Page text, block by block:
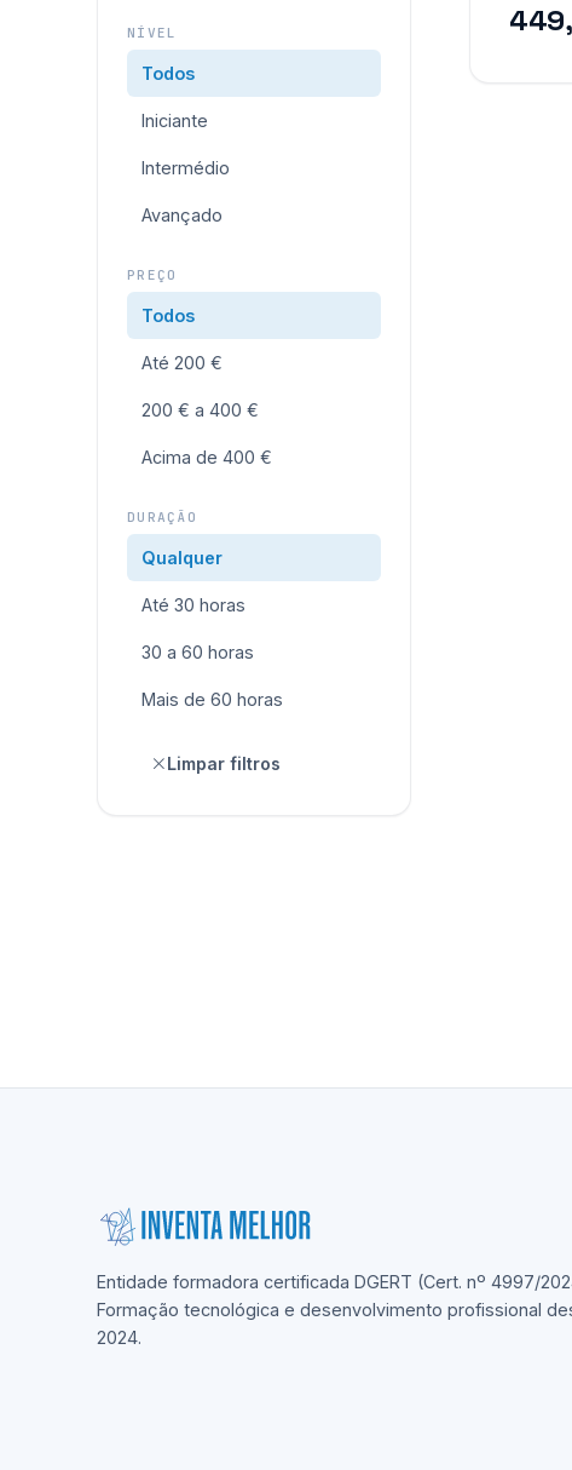
NÍVEL
Todos
Iniciante
Intermédio
Avançado
PREÇO
Todos
Até 200 €
200 € a 400 €
Acima de 400 €
DURAÇÃO
Qualquer
Até 30 horas
30 a 60 horas
Mais de 60 horas
Limpar filtros
Entidade formadora certificada DGERT (Cert. nº 4997/
Formação tecnológica e desenvolvimento profissional
2024.